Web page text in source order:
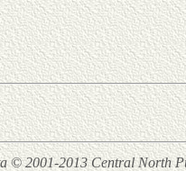
© 2001-2013 Central North